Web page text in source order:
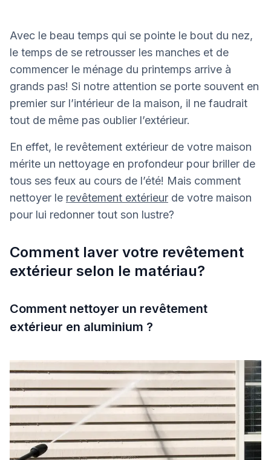
Avec le beau temps qui se pointe le bout du nez,
le temps de se retrousser les manches et de
commencer le ménage du printemps arrive à
grands pas! Si notre attention se porte souvent en
premier sur l’intérieur de la maison, il ne faudrait
tout de même pas oublier l’extérieur.
En effet, le revêtement extérieur de votre maison
mérite un nettoyage en profondeur pour briller de
tous ses feux au cours de l’été! Mais comment
nettoyer le revêtement extérieur de votre maison
pour lui redonner tout son lustre?
Comment laver votre revêtement
extérieur selon le matériau?
Comment nettoyer un revêtement
extérieur en aluminium ?